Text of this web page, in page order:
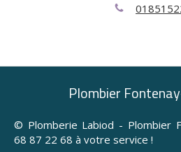
Plombier
© Plomberie Labiod - Plombier
68 87 22 68 à votre service !